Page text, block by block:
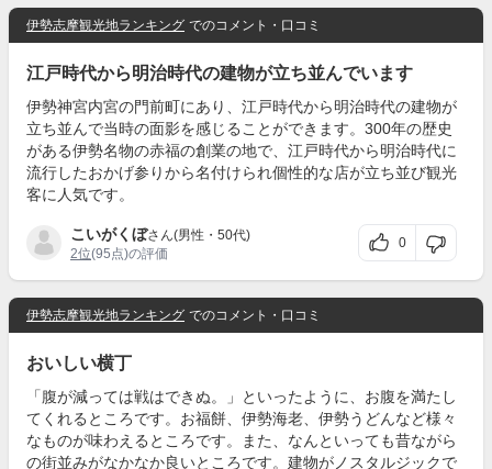
伊勢志摩観光地ランキング でのコメント・口コミ
江戸時代から明治時代の建物が立ち並んでいます
伊勢神宮内宮の門前町にあり、江戸時代から明治時代の建物が
立ち並んで当時の面影を感じることができます。300年の歴史
がある伊勢名物の赤福の創業の地で、江戸時代から明治時代に
流行したおかげ参りから名付けられ個性的な店が立ち並び観光
客に人気です。
こいがくぼさん(男性・50代)
2位(95点)の評価
0
伊勢志摩観光地ランキング でのコメント・口コミ
おいしい横丁
「腹が減っては戦はできぬ。」といったように、お腹を満たし
てくれるところです。お福餅、伊勢海老、伊勢うどんなど様々
なものが味わえるところです。また、なんといっても昔ながら
の街並みがなかなか良いところです。建物がノスタルジックで